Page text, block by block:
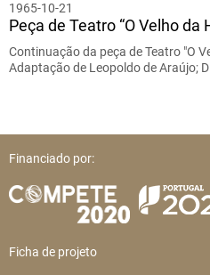
1965-10-21
Peça de Teatro “O Velho da
Continuação da peça de Teatro "O
Adaptação de Leopoldo de Araújo;
Financiado por:
Ficha de projeto